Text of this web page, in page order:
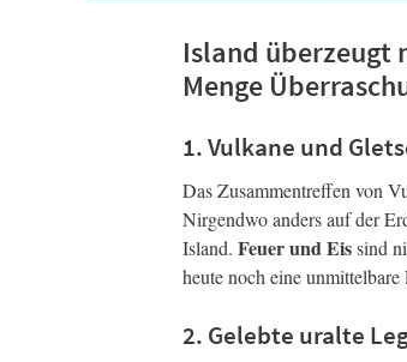
Island überzeugt
Menge
1. Vulkane und
Das Zusammentreffen von
Nirgendwo anders auf der
Island. Feuer und Eissind
heute noch eine unmittelbare
2. Gelebte uralte